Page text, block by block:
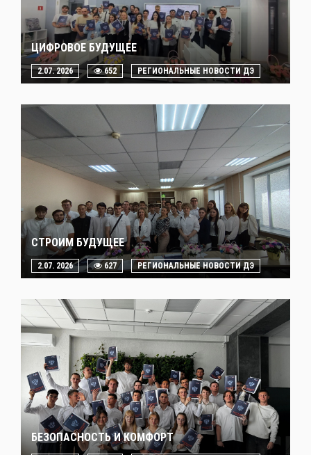
ЦИФРОВОЕ БУДУЩЕЕ
2.07. 2026 652 РЕГИОНАЛЬНЫЕ НОВОСТИ ДЭ
СТРОИМ БУДУЩЕЕ
2.07. 2026 627 РЕГИОНАЛЬНЫЕ НОВОСТИ ДЭ
БЕЗОПАСНОСТЬ И КОМФОРТ